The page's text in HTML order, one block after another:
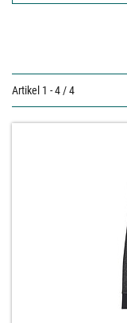
Artikel 1 - 4 / 4